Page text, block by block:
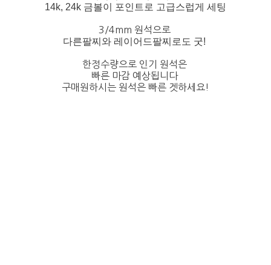
14k, 24k 금볼이 포인트로 고급스럽게 세팅
3/4mm 원석으로
다른팔찌와 레이어드팔찌로도 굿!
한정수량으로 인기 원석은
빠른 마감 예상됩니다
구매원하시는 원석은 빠른 겟하세요!